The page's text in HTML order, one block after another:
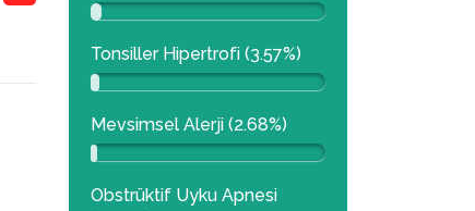
Tonsiller Hipertrofi (3.57%)
Mevsimsel Alerji (2.68%)
Obstrüktif Uyku Apnesi